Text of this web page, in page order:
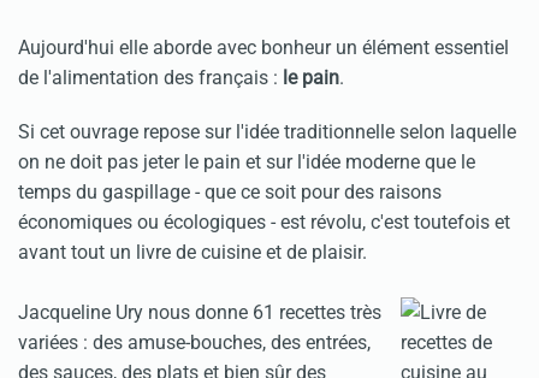
Aujourd'hui elle aborde avec bonheur un élément essentiel
de l'alimentation des français : le pain.
Si cet ouvrage repose sur l'idée traditionnelle selon laquelle
on ne doit pas jeter le pain et sur l'idée moderne que le
temps du gaspillage - que ce soit pour des raisons
économiques ou écologiques - est révolu, c'est toutefois et
avant tout un livre de cuisine et de plaisir.
Jacqueline Ury nous donne 61 recettes très
variées : des amuse-bouches, des entrées,
des sauces, des plats et bien sûr des